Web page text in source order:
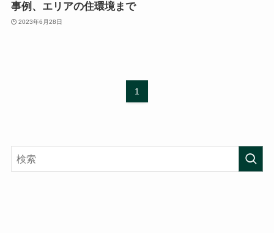
事例、エリアの住環境まで
2023年6月28日
1